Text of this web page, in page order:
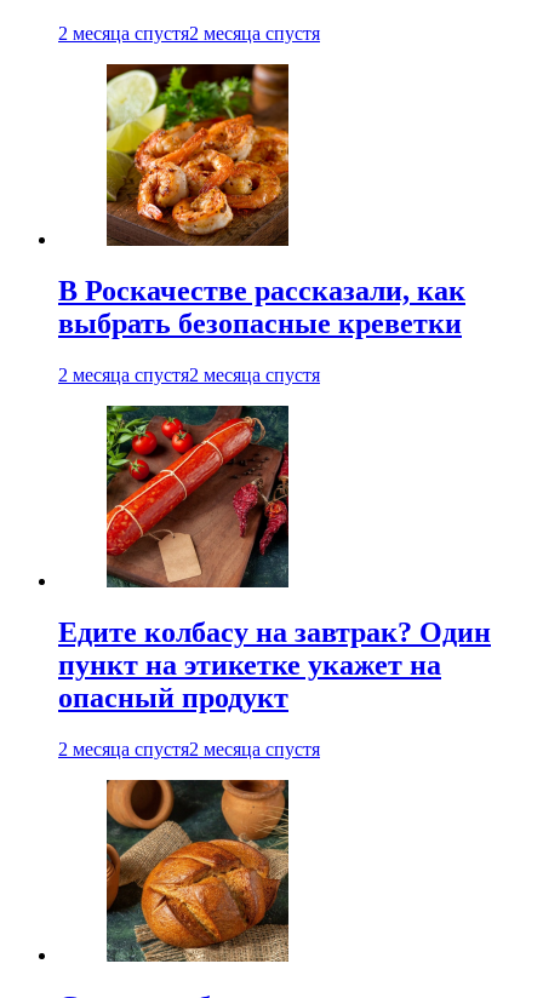
2 месяца спустя2 месяца спустя
В Роскачестве рассказали, как
выбрать безопасные креветки
2 месяца спустя2 месяца спустя
Едите колбасу на завтрак? Один
пункт на этикетке укажет на
опасный продукт
2 месяца спустя2 месяца спустя